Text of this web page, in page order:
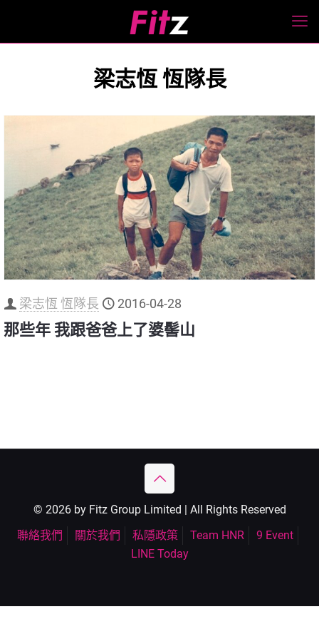
梁志恆 恆隊長
梁志恆 恆隊長 2016-04-28
那些年 我跟爸爸上了婆髻山
© 2026 by Fitz Group Limited | All Rights Reserved
聯絡我們
關於我們 私隱政策 Team HNR
9 Event
LINE Today